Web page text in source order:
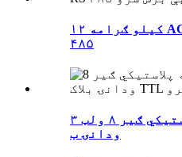
۱۲ کیلو ګرامه AGV سټیل ګیر ۲۹V RS
۴۸۵
۳ کیلو ګرامه پلاستيکي ګیر ۸ ولټ
ودانۍ ب